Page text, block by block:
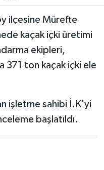
ilçesine Mürefte
kaçak içki üretimi
ekipleri,
371 ton kaçak içki ele
işletme sahibi İ.K'yi
başlatıldı.